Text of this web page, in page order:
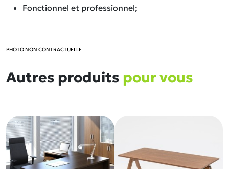
Fonctionnel et professionnel;
PHOTO NON CONTRACTUELLE
Autres produits pour vous